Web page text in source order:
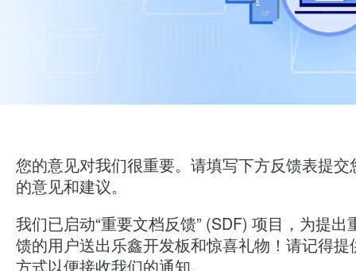
您的意见对我们很重要。请填写下方反馈表提交
的意见和建议。
我们已启动“重要文档反馈” (SDF) 项目，为提出
馈的用户送出乐鑫开发板和惊喜礼物！请记得提